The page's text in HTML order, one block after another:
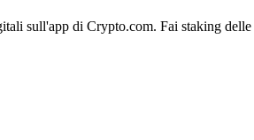
sull'app di Crypto.com. Fai staking